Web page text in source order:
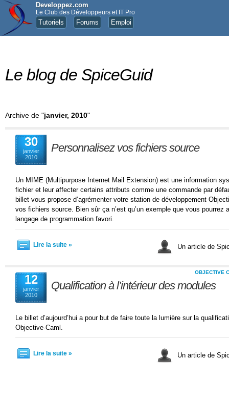
Developpez.com
Le Club des Développeurs et IT Pro
Tutoriels Forums Emploi
Le blog de SpiceGuid
Archive de "janvier, 2010"
30
janvier
2010
Personnalisez vos fichiers source
Un MIME (Multipurpose Internet Mail Extension) est une information
fichier et leur affecter certains attributs comme une commande par
billet vous propose d’agrémenter votre station de développement
vos fichiers source. Bien sûr ça n’est qu’un exemple que vous pourrez
langage de programmation favori.
Lire la suite » Un article de
12
janvier
2010
OBJECTIVE
Qualification à l’intérieur des modules
Le billet d’aujourd’hui a pour but de faire toute la lumière sur la
Objective-Caml.
Lire la suite » Un article de